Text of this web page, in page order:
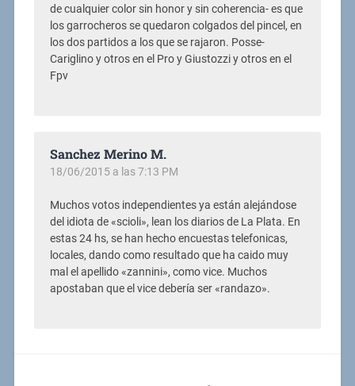
de cualquier color sin honor y sin coherencia- es que
los garrocheros se quedaron colgados del pincel, en
los dos partidos a los que se rajaron. Posse-
Cariglino y otros en el Pro y Giustozzi y otros en el
Fpv
Sanchez Merino M.
18/06/2015 a las 7:13 PM
Muchos votos independientes ya están alejándose
del idiota de «scioli», lean los diarios de La Plata. En
estas 24 hs, se han hecho encuestas telefonicas,
locales, dando como resultado que ha caido muy
mal el apellido «zannini», como vice. Muchos
apostaban que el vice debería ser «randazo».